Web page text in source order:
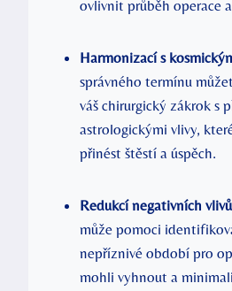
ovlivnit průběh operace
Harmonizací s
správného termínu
váš chirurgický zákrok s
astrologickými vlivy,
přinést štěstí a úspěch.
Redukcí negativních vlivů
může pomoci
nepříznivé období pro
mohli vyhnout a